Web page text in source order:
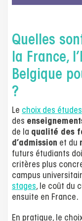
Quelles
la France,
Belgique
?
Le choix des
des
de la qualité des
d’admission et du
futurs étudiants
critères plus
campus
stages, le coût du
ensuite en France.
En pratique, le